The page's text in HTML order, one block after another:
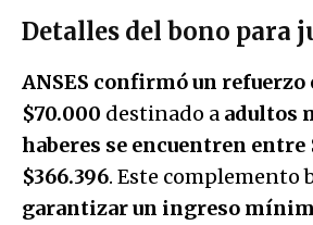
Detalles del bono para
ANSES confirmó un refuerzo
$70.000 destinado a adultos
haberes se encuentren entre
$366.396. Este complemento
garantizar un ingreso